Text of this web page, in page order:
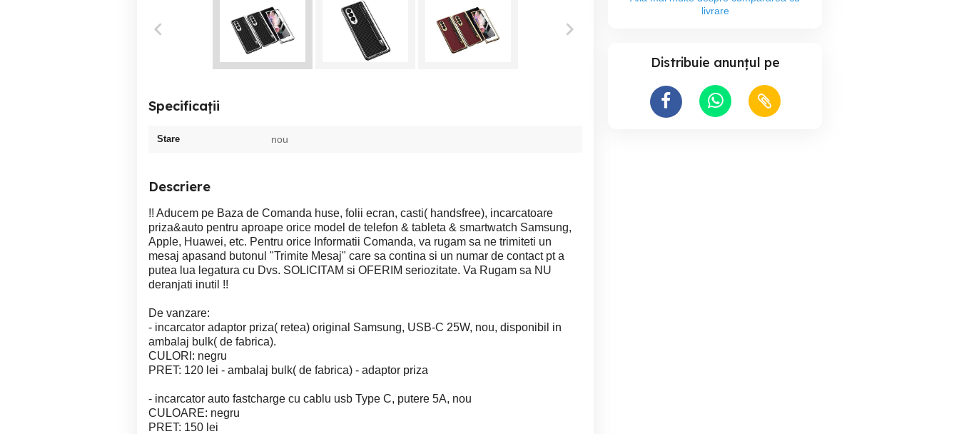
Specificații
Stare nou
Descriere
!! Aducem pe Baza de Comanda huse, folii ecran, casti( handsfree), incarcatoare
priza&auto pentru aproape orice model de telefon & tableta & smartwatch Samsung,
Apple, Huawei, etc. Pentru orice Informatii Comanda, va rugam sa ne trimiteti un
mesaj apasand butonul "Trimite Mesaj" care sa contina si un numar de contact pt a
putea lua legatura cu Dvs. SOLICITAM si OFERIM seriozitate. Va Rugam sa NU
deranjati inutil !!
De vanzare:
- incarcator adaptor priza( retea) original Samsung, USB-C 25W, nou, disponibil in
ambalaj bulk( de fabrica).
CULORI: negru
PRET: 120 lei - ambalaj bulk( de fabrica) - adaptor priza
- incarcator auto fastcharge cu cablu usb Type C, putere 5A, nou
CULOARE: negru
PRET: 150 lei
livrare
Distribuie anunțul pe